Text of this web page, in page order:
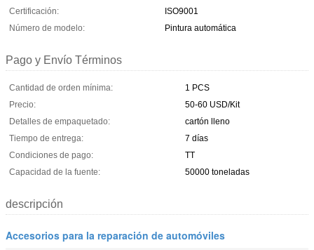
Certificación:
ISO9001
Número de modelo:
Pintura automática
Pago y Envío Términos
Cantidad de orden mínima:
1 PCS
Precio:
50-60 USD/Kit
Detalles de empaquetado:
cartón lleno
Tiempo de entrega:
7 días
Condiciones de pago:
TT
Capacidad de la fuente:
50000 toneladas
descripción
Accesorios para la reparación de automóviles